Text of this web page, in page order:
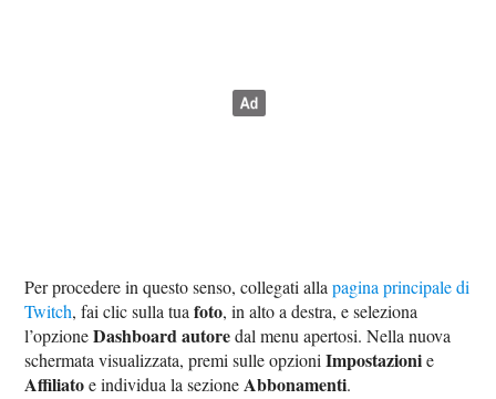
Per procedere in questo senso, collegati allapagina principale di
Twitch, fai clic sulla tuafoto, in alto a destra, e seleziona
l’opzioneDashboard autoredal menu apertosi. Nella nuova
schermata visualizzata, premi sulle opzioniImpostazionie
Affiliatoe individua la sezione Abbonamenti.